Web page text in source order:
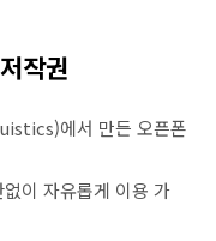
작권
에서 만든 오픈폰
이 자유롭게 이용 가